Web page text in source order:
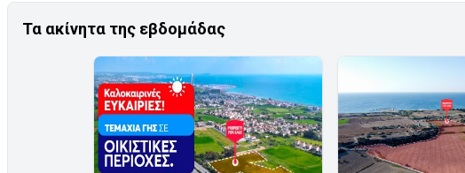
Τα ακίνητα της εβδομάδας